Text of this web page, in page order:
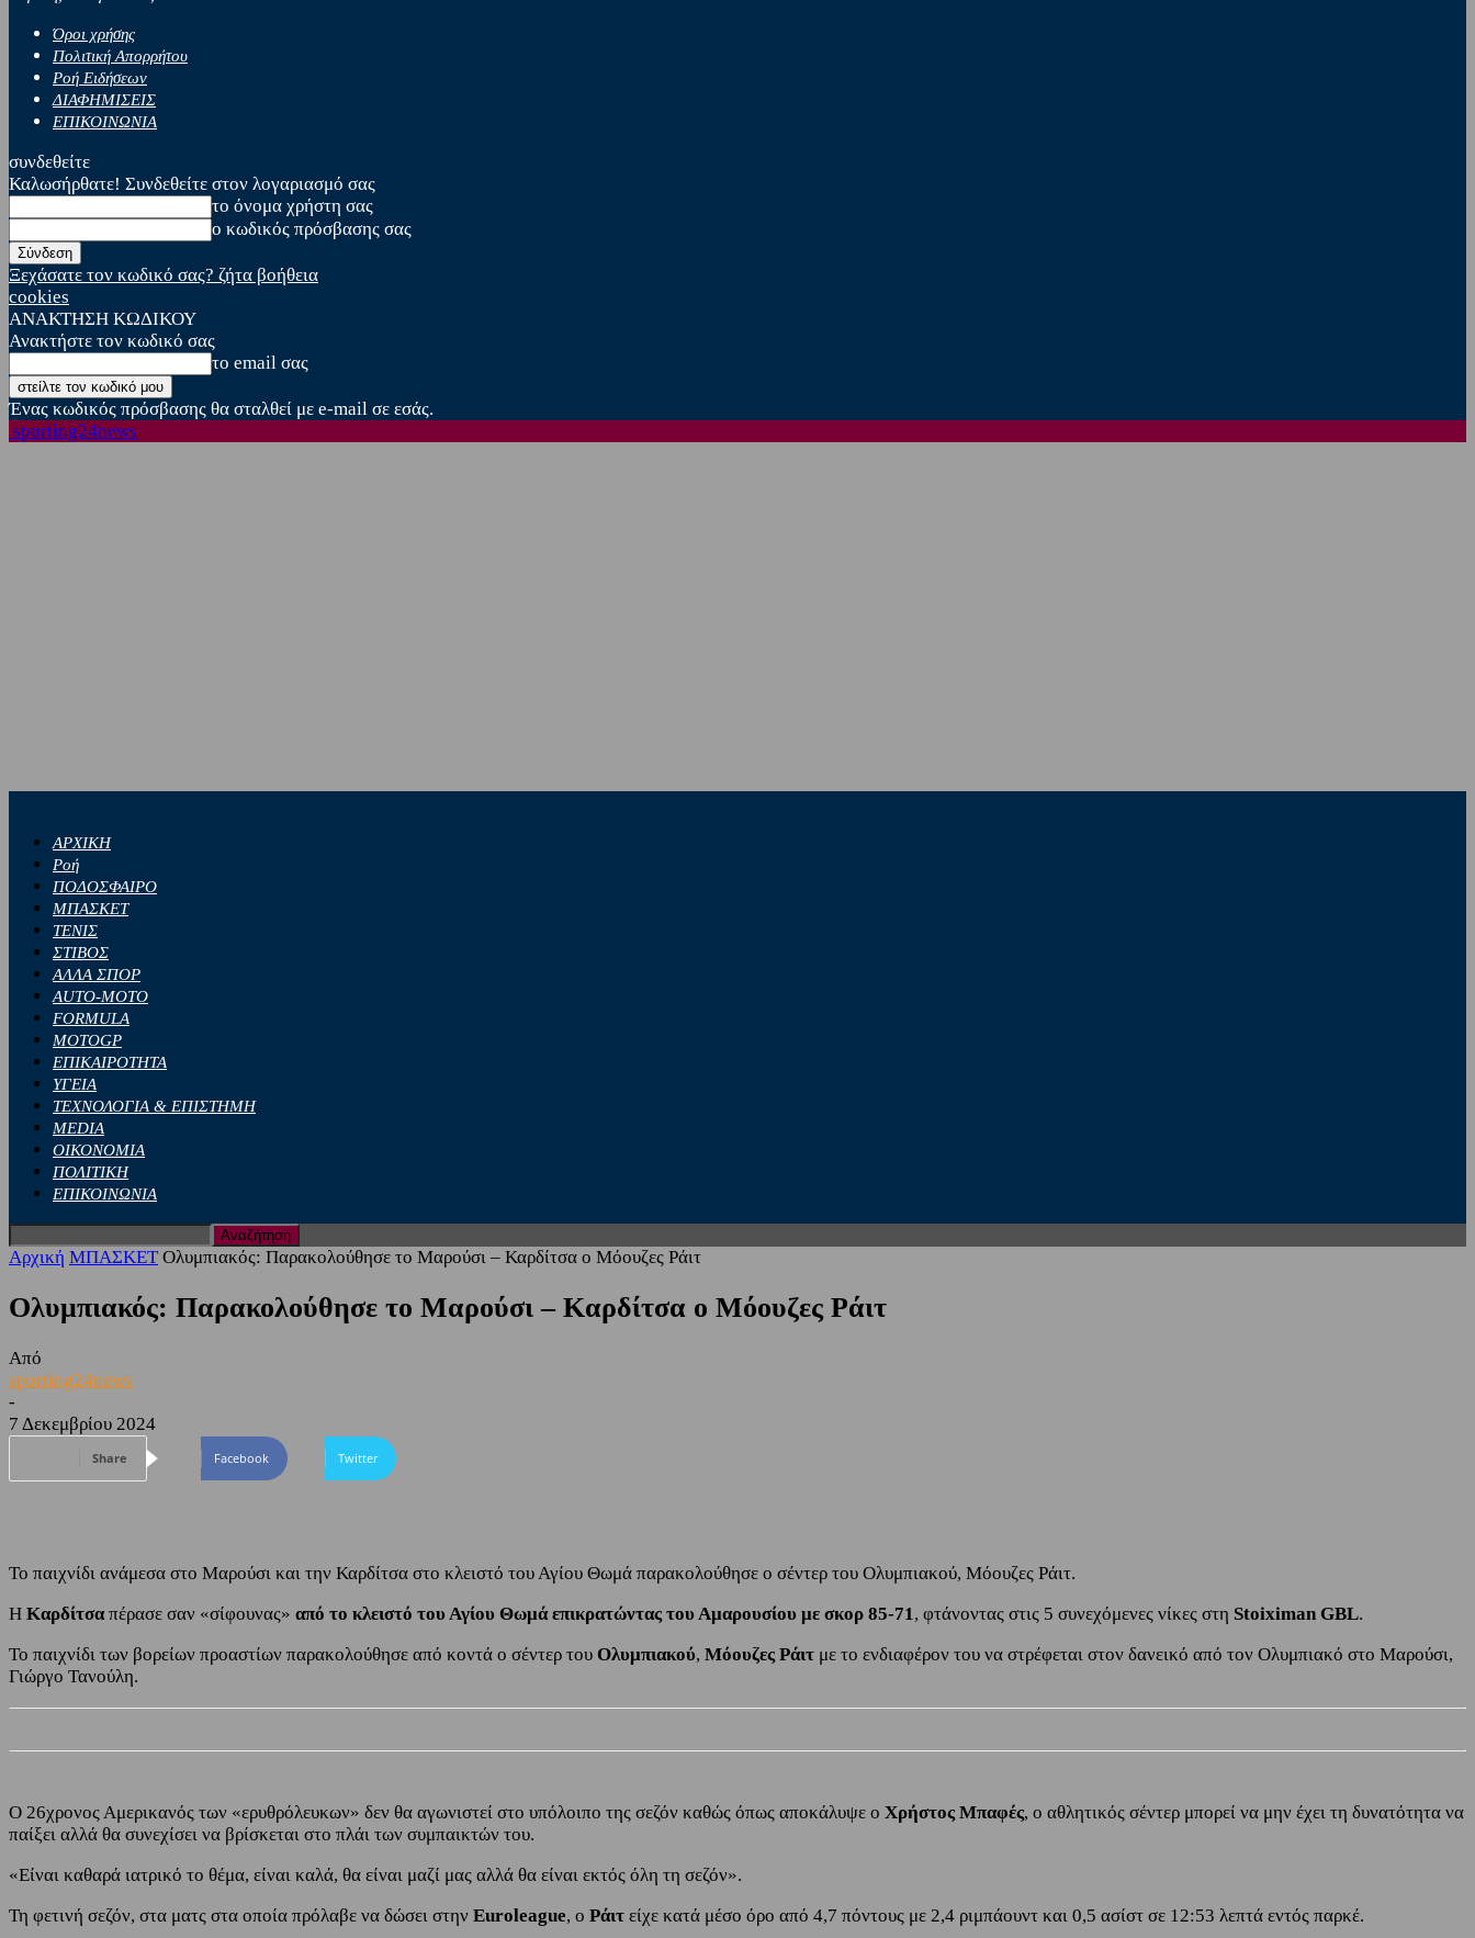
Όροι χρήσης
Πολιτική Απορρήτου
Ροή Ειδήσεων
ΔΙΑΦΗΜΙΣΕΙΣ
ΕΠΙΚΟΙΝΩΝΙΑ
συνδεθείτε
Καλωσήρθατε! Συνδεθείτε στον λογαριασμό σας
το όνομα χρήστη σας
ο κωδικός πρόσβασης σας
Ξεχάσατε τον κωδικό σας? ζήτα βοήθεια
cookies
ΑΝΑΚΤΗΣΗ ΚΩΔΙΚΟΥ
Ανακτήστε τον κωδικό σας
το email σας
Ένας κωδικός πρόσβασης θα σταλθεί με e-mail σε εσάς.
sporting24news
ΑΡΧΙΚΗ
Ροή
ΠΟΔΟΣΦΑΙΡΟ
ΜΠΑΣΚΕΤ
ΤΕΝΙΣ
ΣΤΙΒΟΣ
ΑΛΛΑ ΣΠΟΡ
AUTO-MOTO
FORMULA
MOTOGP
ΕΠΙΚΑΙΡΟΤΗΤΑ
ΥΓΕΙΑ
ΤΕΧΝΟΛΟΓΙΑ & ΕΠΙΣΤΗΜΗ
MEDIA
ΟΙΚΟΝΟΜΙΑ
ΠΟΛΙΤΙΚΗ
ΕΠΙΚΟΙΝΩΝΙΑ
Αρχική ΜΠΑΣΚΕΤ Ολυμπιακός: Παρακολούθησε το Μαρούσι – Καρδίτσα ο Μόουζες Ράιτ
Ολυμπιακός: Παρακολούθησε το Μαρούσι – Καρδίτσα ο Μόουζες Ράιτ
Από
sporting24news
-
7 Δεκεμβρίου 2024
Share Facebook Twitter
Το παιχνίδι ανάμεσα στο Μαρούσι και την Καρδίτσα στο κλειστό του Αγίου Θωμά παρακολούθησε ο σέντερ του Ολυμπιακού, Μόουζες Ράιτ.
Η Καρδίτσαπέρασε σαν «σίφουνας» από το κλειστό του Αγίου Θωμά επικρατώντας του Αμαρουσίου με σκορ 85-71, φτάνοντας στις 5 συνεχόμενες νίκες στη Stoiximan GBL.
Το παιχνίδι των βορείων προαστίων παρακολούθησε από κοντά ο σέντερ του Ολυμπιακού, Μόουζες Ράιτ με το ενδιαφέρον του να στρέφεται στον δανεικό από τον Ολυμπιακό στο Μαρούσι,
Γιώργο Τανούλη.
Ο 26χρονος Αμερικανός των «ερυθρόλευκων» δεν θα αγωνιστεί στο υπόλοιπο της σεζόν καθώς όπως αποκάλυψε ο Χρήστος Μπαφές, ο αθλητικός σέντερ μπορεί να μην έχει τη δυνατότητα να
παίξει αλλά θα συνεχίσει να βρίσκεται στο πλάι των συμπαικτών του.
«Είναι καθαρά ιατρικό το θέμα, είναι καλά, θα είναι μαζί μας αλλά θα είναι εκτός όλη τη σεζόν».
Τη φετινή σεζόν, στα ματς στα οποία πρόλαβε να δώσει στην Euroleague, ο Ράιτ είχε κατά μέσο όρο από 4,7 πόντους με 2,4 ριμπάουντ και 0,5 ασίστ σε 12:53 λεπτά εντός παρκέ.